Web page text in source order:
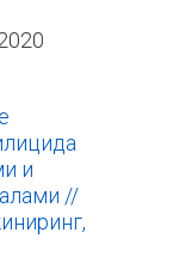
и
//